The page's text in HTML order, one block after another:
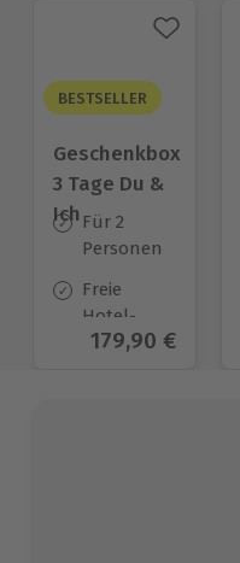
BESTSELLER
Geschenkbox
3 Tage Du &
Ich Für 2
Personen
Freie
Hotel-
Auswahl
Aktueller Preis
179,90 €